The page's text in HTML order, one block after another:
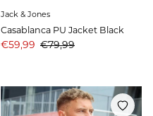
Jack & Jones
Casablanca PU Jacket Black
Aanbiedingsprijs
€59,99 Prijs
€79,99